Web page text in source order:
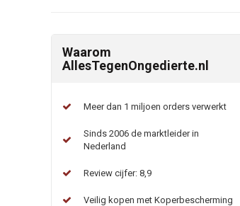
Waarom
AllesTegenOngedierte.nl
Meer dan 1 miljoen orders verwerkt
Sinds 2006 de marktleider in
Nederland
Review cijfer: 8,9
Veilig kopen met Koperbescherming